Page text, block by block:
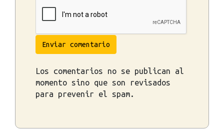
Enviar comentario
Los comentarios no se publican al
momento sino que son revisados
para prevenir el spam.